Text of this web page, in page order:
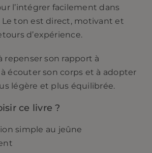
l’intégrer facilement dans
ton est direct, motivant et
d’expérience.
repenser son rapport à
à écouter son corps et à adopter
légère et plus équilibrée.
ce livre ?
simple au jeûne